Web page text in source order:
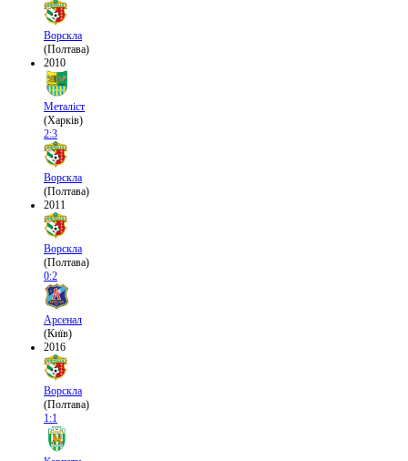
Ворскла
(Полтава)
2010
Металіст
(Харків)
2:3
Ворскла
(Полтава)
2011
Ворскла
(Полтава)
0:2
Арсенал
(Київ)
2016
Ворскла
(Полтава)
1:1